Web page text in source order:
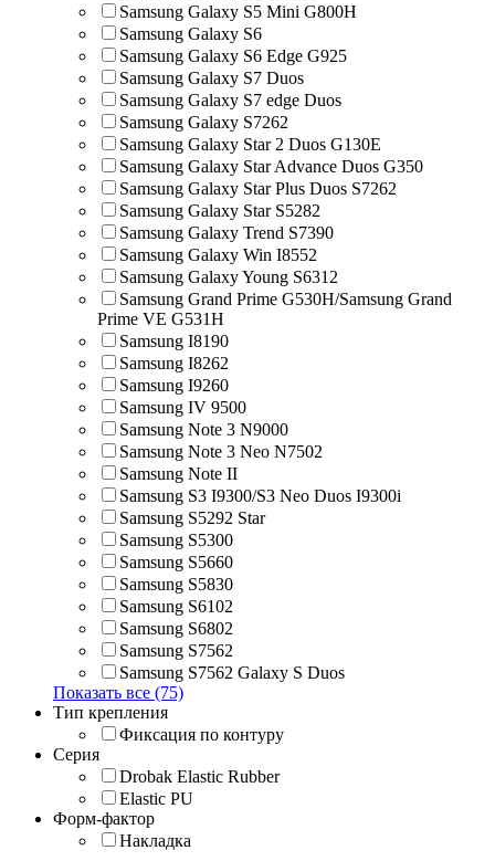
Samsung Galaxy S5 Mini G800H
Samsung Galaxy S6
Samsung Galaxy S6 Edge G925
Samsung Galaxy S7 Duos
Samsung Galaxy S7 edge Duos
Samsung Galaxy S7262
Samsung Galaxy Star 2 Duos G130E
Samsung Galaxy Star Advance Duos G350
Samsung Galaxy Star Plus Duos S7262
Samsung Galaxy Star S5282
Samsung Galaxy Trend S7390
Samsung Galaxy Win I8552
Samsung Galaxy Young S6312
Samsung Grand Prime G530H/Samsung Grand
Prime VE G531H
Samsung I8190
Samsung I8262
Samsung I9260
Samsung IV 9500
Samsung Note 3 N9000
Samsung Note 3 Neo N7502
Samsung Note II
Samsung S3 I9300/S3 Neo Duos I9300i
Samsung S5292 Star
Samsung S5300
Samsung S5660
Samsung S5830
Samsung S6102
Samsung S6802
Samsung S7562
Samsung S7562 Galaxy S Duos
Показать все (75)
Тип крепления
Фиксация по контуру
Серия
Drobak Elastic Rubber
Elastic PU
Форм-фактор
Накладка